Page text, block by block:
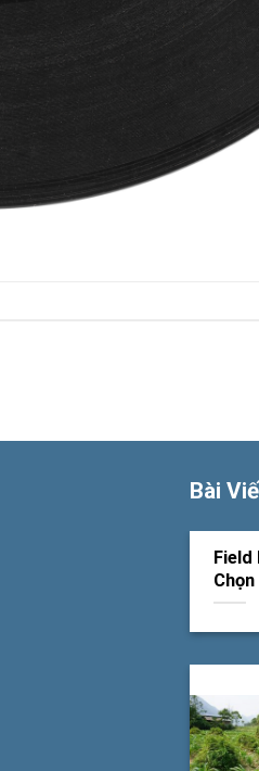
Bài
Field